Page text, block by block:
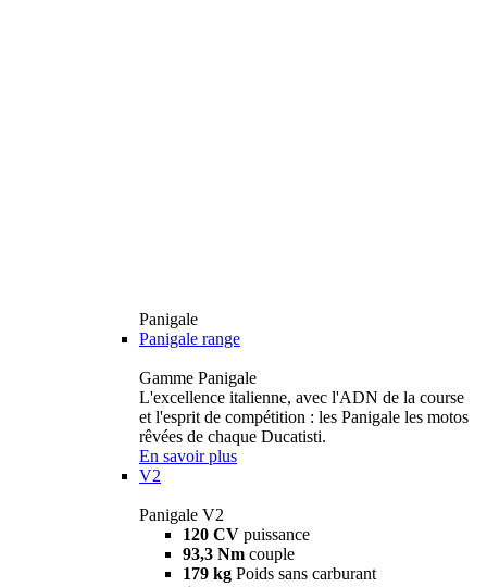
Panigale
Panigale range
Gamme Panigale
L'excellence italienne, avec l'ADN de la course
et l'esprit de compétition : les Panigale les motos
rêvées de chaque Ducatisti.
En savoir plus
V2
Panigale V2
120 CV puissance
93,3 Nm couple
179 kg Poids sans carburant